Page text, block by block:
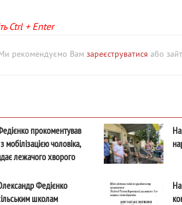
Ctrl + Enter
Ми рекомендуємо Вам зареєструватися або
прокоментував
мобілізацією чоловіка,
лежачого хворого
Федієнко
школам